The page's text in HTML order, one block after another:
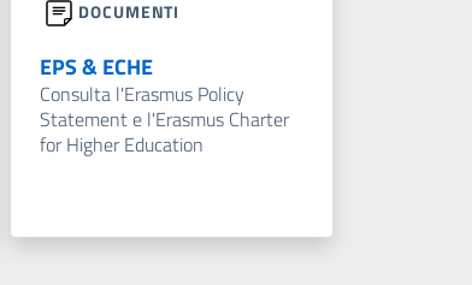
DOCUMENTI
EPS & ECHE
Consulta l'Erasmus Policy
Statement e l'Erasmus Charter
for Higher Education